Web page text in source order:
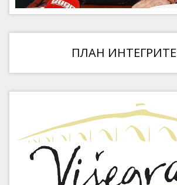
ПЛАН